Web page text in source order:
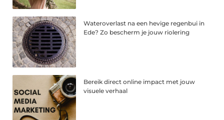
Wateroverlast na een hevige regenbui in
Ede? Zo bescherm je jouw riolering
Bereik direct online impact met jouw
visuele verhaal